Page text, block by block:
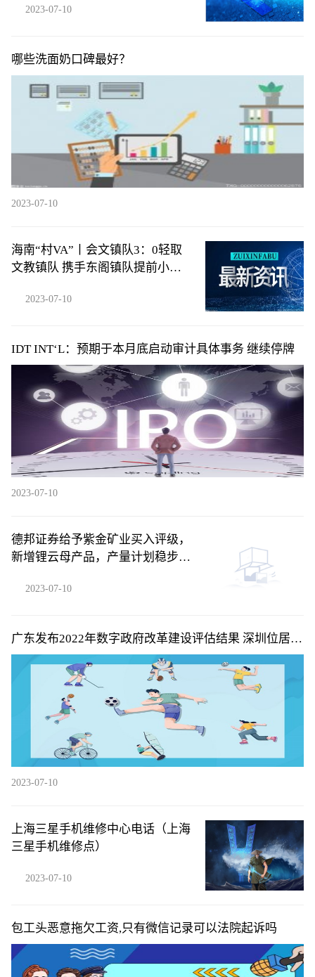
2023-07-10
哪些洗面奶口碑最好？
2023-07-10
海南“村VA”丨会文镇队3：0轻取
文教镇队 携手东阁镇队提前小组
2023-07-10
IDT INT‘L：预期于本月底启动审计具体事务 继续停牌
2023-07-10
德邦证券给予紫金矿业买入评级，
新增锂云母产品，产量计划稳步兑
2023-07-10
广东发布2022年数字政府改革建设评估结果 深圳位居省
内第一梯队
2023-07-10
上海三星手机维修中心电话（上海
三星手机维修点）
2023-07-10
包工头恶意拖欠工资,只有微信记录可以法院起诉吗